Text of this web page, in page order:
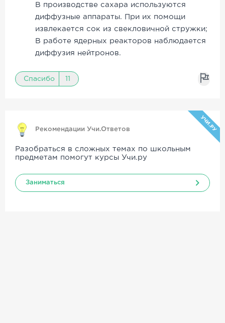
В производстве сахара используются
диффузные аппараты. При их помощи
извлекается сок из свекловичной стружки;
В работе ядерных реакторов наблюдается
диффузия нейтронов.
Спасибо 11
Рекомендации Учи.Ответов УЧИ.РУ
Разобраться в сложных темах по школьным
предметам помогут курсы Учи.ру
Заниматься